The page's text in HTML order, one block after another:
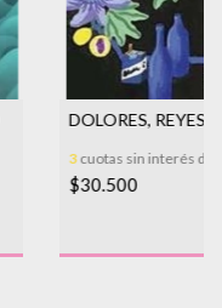
DOLORES, REYES
3cuotas sin interés de
$30.500